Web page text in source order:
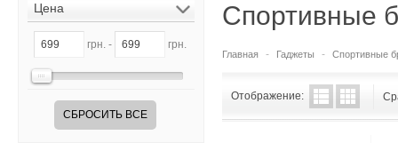
Цена
грн. - грн.
СБРОСИТЬ ВСЕ
Спортивные
Главная Гаджеты Спортивные
Отображение: